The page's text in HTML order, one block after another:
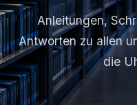
Anleitungen,
Antworten zu allen
die